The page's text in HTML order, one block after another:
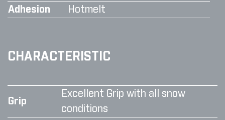
Adhesion
Hotmelt
CHARACTERISTIC
Grip
Excellent Grip with all snow
conditions